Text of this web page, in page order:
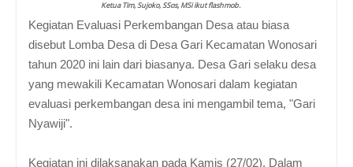
Ketua Tim, Sujoko, SSos, MSi ikut flashmob.
Kegiatan Evaluasi Perkembangan Desa atau biasa
disebut Lomba Desa di Desa Gari Kecamatan Wonosari
tahun 2020 ini lain dari biasanya. Desa Gari selaku desa
yang mewakili Kecamatan Wonosari dalam kegiatan
evaluasi perkembangan desa ini mengambil tema, "Gari
Nyawiji".
Kegiatan ini dilaksanakan pada Kamis (27/02). Dalam